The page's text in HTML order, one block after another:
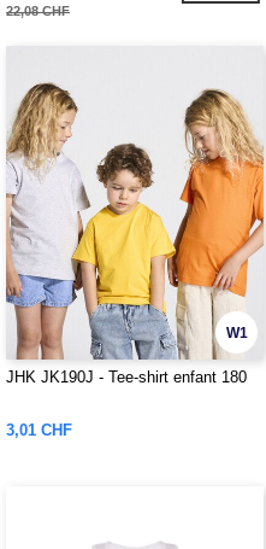
22,08 CHF
W1
JHK JK190J - Tee-shirt enfant 180
3,01 CHF